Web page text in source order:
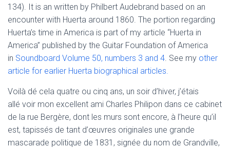
G
O
134). It is an written by Philbert Audebrand based on an
encounter with Huerta around 1860. The portion regarding
Huerta’s time in America is part of my article “Huerta in
America” published by the Guitar Foundation of America
in Soundboard Volume 50, numbers 3 and 4 . See my other
article for earlier Huerta biographical articles.
Voilà dé cela quatre ou cinq ans, un soir d’hiver, j’étais
allé voir mon excellent ami Charles Philipon dans ce cabinet
de la rue Bergère, dont les murs sont encore, à l’heure qu’il
est, tapissés de tant d’œuvres originales une grande
mascarade politique de 1831, signée du nom de Grandville,